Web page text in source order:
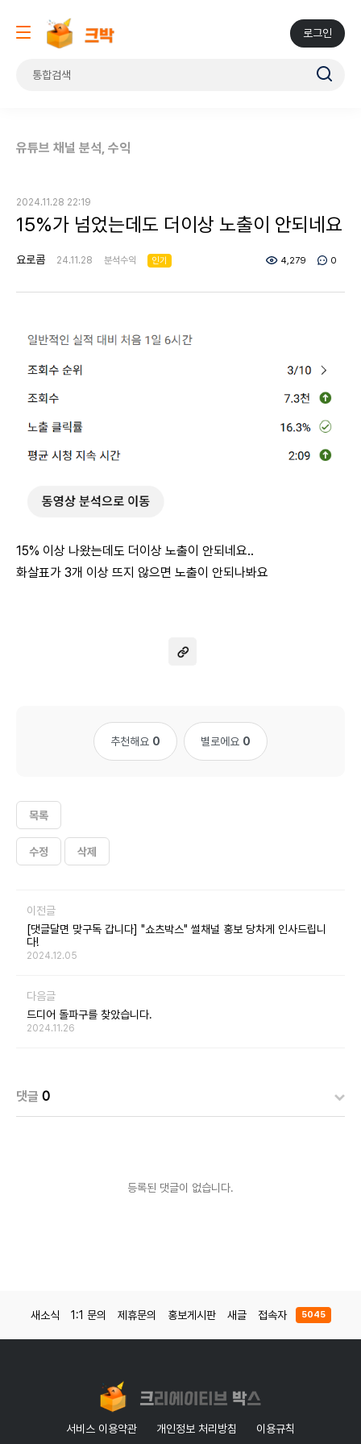
로그인
유튜브 채널 분석, 수익
2024.11.28 22:19
15%가 넘었는데도 더이상 노출이 안되네요
요로콤 24.11.28 분석수익 인기 4,279 0
15% 이상 나왔는데도 더이상 노출이 안되네요..
화살표가 3개 이상 뜨지 않으면 노출이 안되나봐요
추천해요 0 별로에요 0
목록
수정 삭제
이전글
[댓글달면 맞구독 갑니다] "쇼츠박스" 썰채널 홍보 당차게 인사드립니
다!
2024.12.05
다음글
드디어 돌파구를 찾았습니다.
2024.11.26
댓글 0
등록된 댓글이 없습니다.
새소식 1:1 문의 제휴문의 홍보게시판 새글 접속자 5045
서비스 이용약관 개인정보 처리방침 이용규칙